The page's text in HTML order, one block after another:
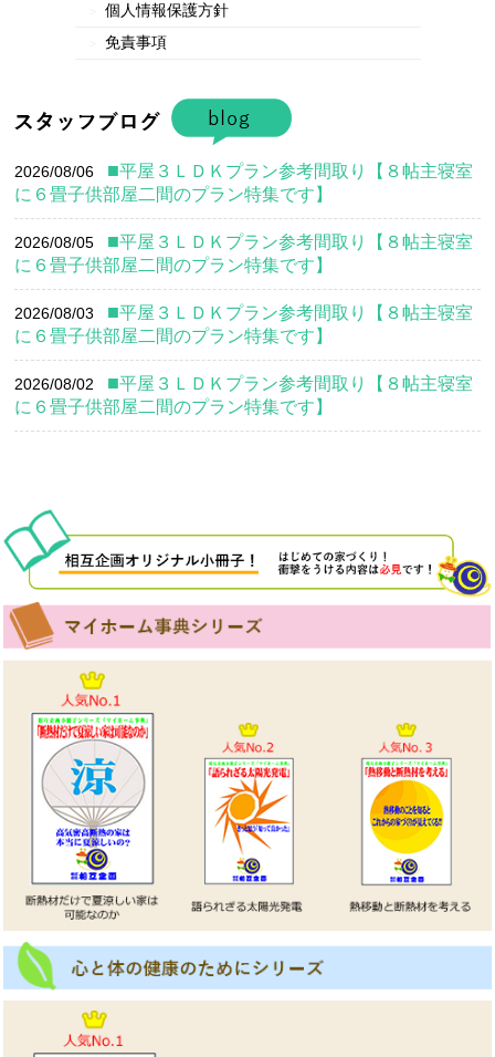
個人情報保護方針
免責事項
2026/08/06
平屋３ＬＤＫプラン参考間取り【８帖主寝室
に６畳子供部屋二間のプラン特集です】
2026/08/05
平屋３ＬＤＫプラン参考間取り【８帖主寝室
に６畳子供部屋二間のプラン特集です】
2026/08/03
平屋３ＬＤＫプラン参考間取り【８帖主寝室
に６畳子供部屋二間のプラン特集です】
2026/08/02
平屋３ＬＤＫプラン参考間取り【８帖主寝室
に６畳子供部屋二間のプラン特集です】